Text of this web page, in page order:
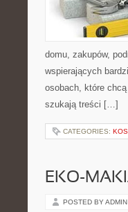
domu, zakupów,
wspierających
osobach, które
szukają treści […]
CATEGORIES:
EKO-
POSTED BY ADMIN